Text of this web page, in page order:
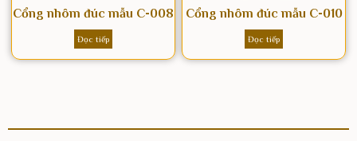
Cổng nhôm đúc mẫu C-008
Đọc tiếp
Cổng nhôm đúc mẫu C-010
Đọc tiếp